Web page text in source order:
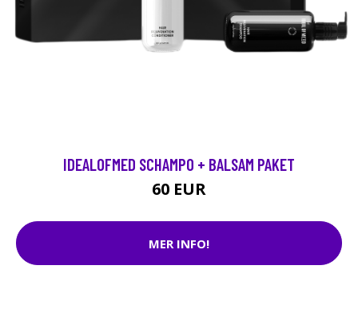
IDEALOFMED SCHAMPO + BALSAM PAKET
60 EUR
MER INFO!